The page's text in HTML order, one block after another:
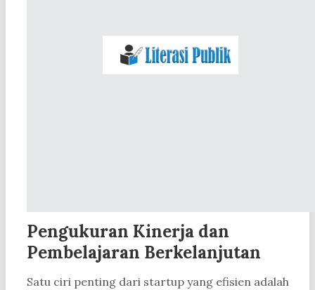
Pengukuran Kinerja dan
Pembelajaran Berkelanjutan
Satu ciri penting dari startup yang efisien adalah